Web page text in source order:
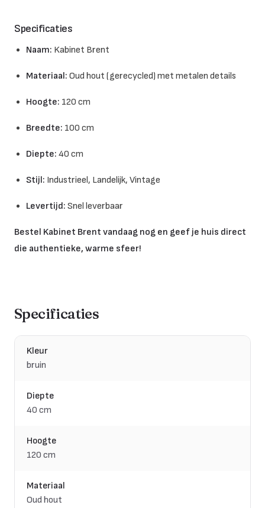
Specificaties
Naam: Kabinet Brent
Materiaal: Oud hout (gerecycled) met metalen details
Hoogte: 120 cm
Breedte: 100 cm
Diepte: 40 cm
Stijl: Industrieel, Landelijk, Vintage
Levertijd: Snel leverbaar
Bestel Kabinet Brent vandaag nog en geef je huis direct
die authentieke, warme sfeer!
Specificaties
Kleur
bruin
Diepte
40 cm
Hoogte
120 cm
Materiaal
Oud hout